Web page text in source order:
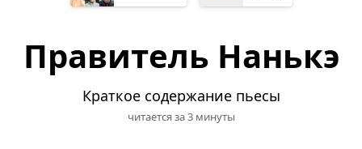
Правитель Нанькэ
Краткое содержание пьесы
читается за 3 минуты